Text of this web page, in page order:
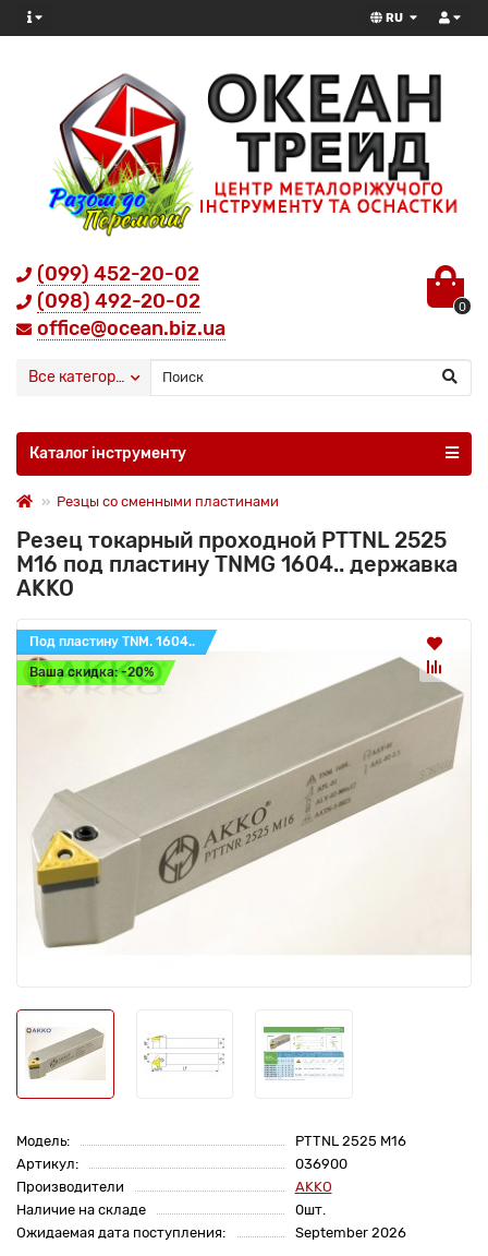
RU
(099) 452-20-02
(098) 492-20-02
office@ocean.biz.ua
0
Все категории
Каталог інструменту
Резцы со сменными пластинами
Резец токарный проходной PTTNL 2525
M16 под пластину TNMG 1604.. державка
AKKO
Под пластину TNM. 1604..
Ваша скидка: -20%
Модель:
PTTNL 2525 M16
Артикул:
036900
Производители
AKKO
Наличие на складе
0шт.
Ожидаемая дата поступления:
September 2026